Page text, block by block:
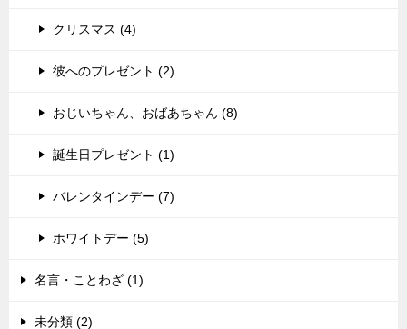
クリスマス (4)
彼へのプレゼント (2)
おじいちゃん、おばあちゃん (8)
誕生日プレゼント (1)
バレンタインデー (7)
ホワイトデー (5)
名言・ことわざ (1)
未分類 (2)